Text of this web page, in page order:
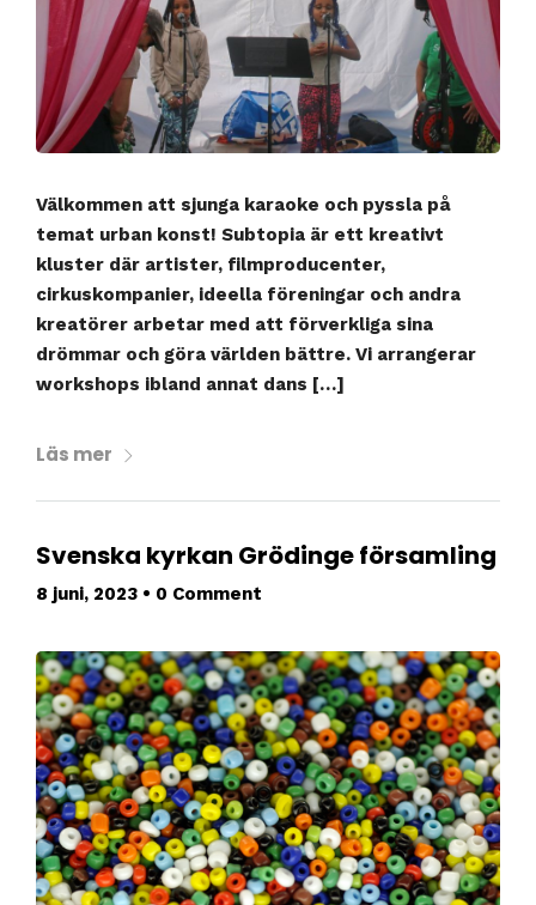
Välkommen att sjunga karaoke och pyssla på
temat urban konst! Subtopia är ett kreativt
kluster där artister, filmproducenter,
cirkuskompanier, ideella föreningar och andra
kreatörer arbetar med att förverkliga sina
drömmar och göra världen bättre. Vi arrangerar
workshops ibland annat dans […]
Läs mer
Svenska kyrkan Grödinge församling
8 juni, 2023 • 0 Comment